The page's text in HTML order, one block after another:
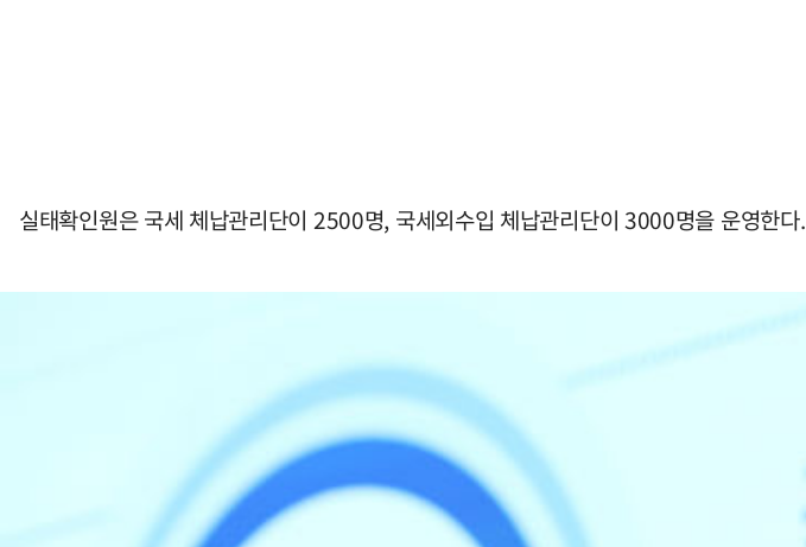
실태확인원은 국세 체납관리단이 2500명, 국세외수입 체납관리단이 3000명을 운영한다.